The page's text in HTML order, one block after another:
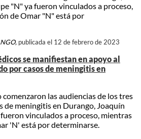
"N" ya fueron vinculados a proceso,
de Omar "N" está por
publicada el 12 de febrero de 2023
se manifiestan en apoyo al
por casos de meningitis en
comenzaron las audiencias de los tres
de meningitis en Durango, Joaquín
vinculados a proceso, mientras
'N' está por determinarse.